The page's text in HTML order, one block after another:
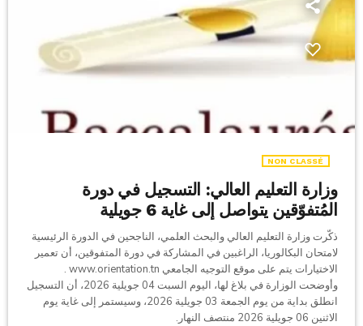
NON CLASSÉ
وزارة التعليم العالي: التسجيل في دورة
المُتفوّقين يتواصل إلى غاية 6 جويلية
ذكّرت وزارة التعليم العالي والبحث العلمي، الناجحين في الدورة الرئيسية
لامتحان البكالوريا، الراغبين في المشاركة في دورة المتفوقين، أن تعمير
الاختيارات يتم على موقع التوجيه الجامعي www.orientation.tn .
وأوضحت الوزارة في بلاغ لها، اليوم السبت 04 جويلية 2026، أن التسجيل
انطلق بداية من يوم الجمعة 03 جويلية 2026، وسيستمر إلى غاية يوم
الاثنين 06 جويلية 2026 منتصف النهار.